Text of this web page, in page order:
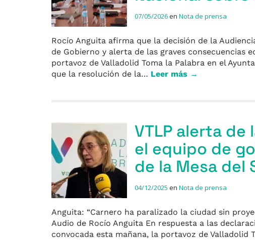
07/05/2026en Nota de prensa
Rocío Anguita afirma que la decisión de la
de Gobierno y alerta de las graves consecuencias
portavoz de Valladolid Toma la Palabra en el
que la resolución de la… Leer más →
VTLP alerta de
el equipo de
de la Mesa del
04/12/2025 en Nota de prensa
Anguita: “Carnero ha paralizado la ciudad sin
Audio de Rocío Anguita En respuesta a las
convocada esta mañana, la portavoz de Valladolid